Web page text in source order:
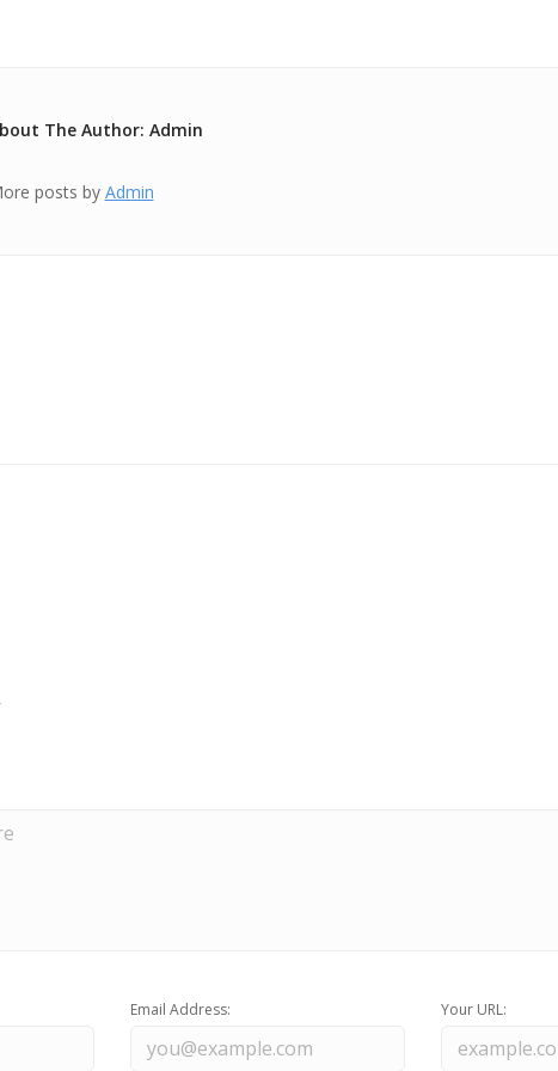
The Author: Admin
posts by Admin
Email Address: Your URL: